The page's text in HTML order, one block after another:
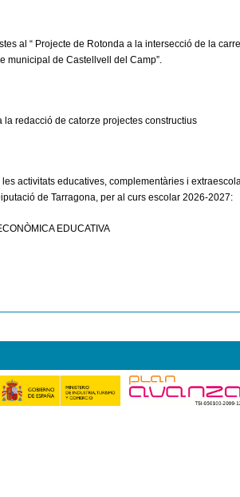
al “ Projecte de Rotonda a la intersecció de la
municipal de Castellvell del Camp”.
la redacció de catorze projectes constructius
activitats educatives, complementàries i
de Tarragona, per al curs escolar 2026-2027:
EDUCATIVA